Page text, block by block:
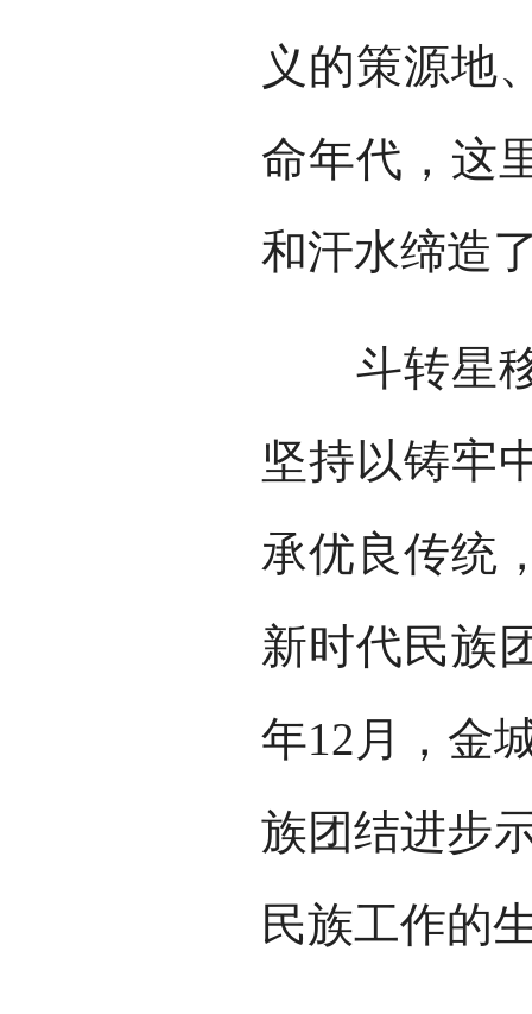
义的策源地
命年代，这
和汗水缔造
斗转星移
坚持以铸牢
承优良传统
新时代民族
年12月，金
族团结进步
民族工作的